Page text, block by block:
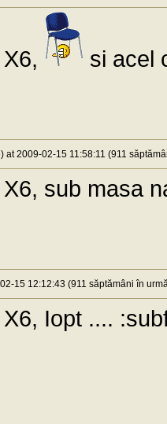
si acel
) at 2009-02-15 11:58:11 (911
sub masa
15 12:12:43 (911 săptămâni în
Iopt ....